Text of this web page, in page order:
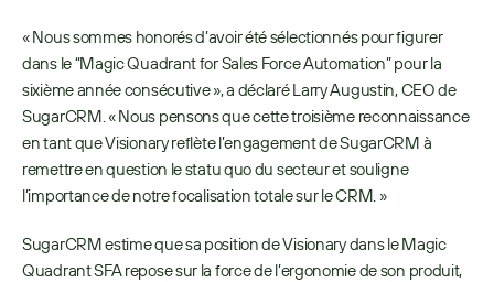
« Nous sommes honorés d’avoir été sélectionnés pour figurer
dans le “Magic Quadrant for Sales Force Automation” pour la
sixième année consécutive », a déclaré Larry Augustin, CEO de
SugarCRM. « Nous pensons que cette troisième reconnaissance
en tant que Visionary reflète l’engagement de SugarCRM à
remettre en question le statu quo du secteur et souligne
l’importance de notre focalisation totale sur le CRM. »
SugarCRM estime que sa position de Visionary dans le Magic
Quadrant SFA repose sur la force de l’ergonomie de son produit,